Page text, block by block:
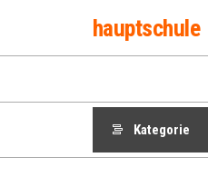
treści
hauptschule
Kategorie